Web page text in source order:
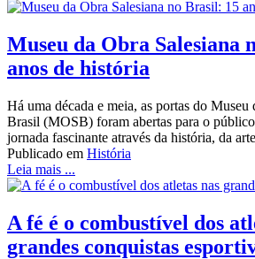
Museu da Obra Salesiana
anos de história
Há uma década e meia, as portas do Museu
Brasil (MOSB) foram abertas para o
jornada fascinante através da história, da
Publicado em História
Leia mais ...
A fé é o combustível dos
grandes conquistas